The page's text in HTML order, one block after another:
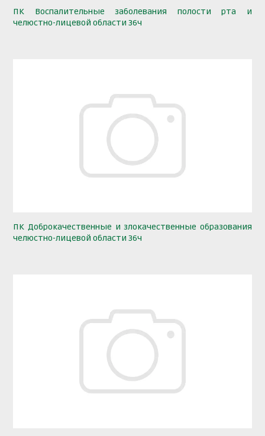
ПК Воспалительные заболевания полости рта и
челюстно-лицевой области 36ч
ПК Доброкачественные и злокачественные образования
челюстно-лицевой области 36ч